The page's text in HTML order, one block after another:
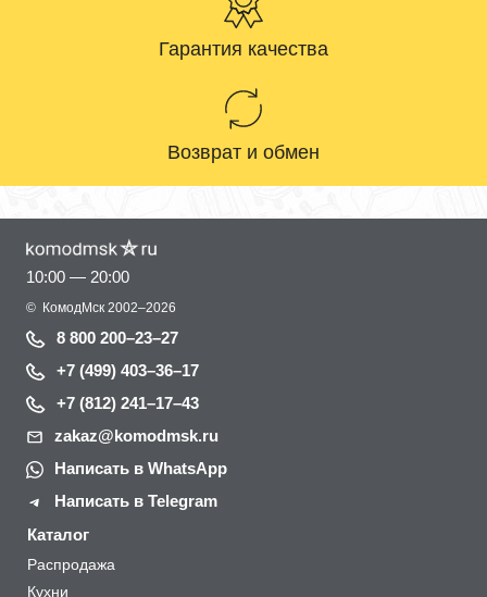
Гарантия качества
Возврат и обмен
10:00 — 20:00
© КомодМск 2002–2026
8 800 200–23–27
+7 (499) 403–36–17
+7 (812) 241–17–43
zakaz@komodmsk.ru
Написать в WhatsApp
Написать в Telegram
Каталог
Распродажа
Кухни